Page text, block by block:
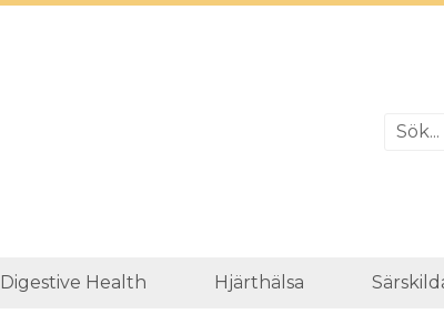
Digestive Health Hjärthälsa